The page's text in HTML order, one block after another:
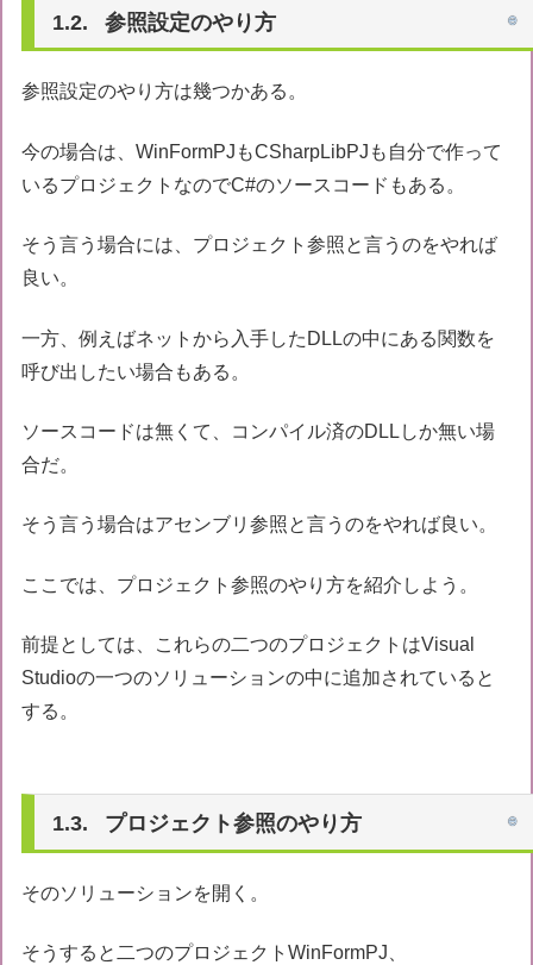
参照設定のやり方
参照設定のやり方は幾つかある。
今の場合は、WinFormPJもCSharpLibPJも自分で作って
いるプロジェクトなのでC#のソースコードもある。
そう言う場合には、プロジェクト参照と言うのをやれば
良い。
一方、例えばネットから入手したDLLの中にある関数を
呼び出したい場合もある。
ソースコードは無くて、コンパイル済のDLLしか無い場
合だ。
そう言う場合はアセンブリ参照と言うのをやれば良い。
ここでは、プロジェクト参照のやり方を紹介しよう。
前提としては、これらの二つのプロジェクトはVisual
Studioの一つのソリューションの中に追加されていると
する。
プロジェクト参照のやり方
そのソリューションを開く。
そうすると二つのプロジェクトWinFormPJ、